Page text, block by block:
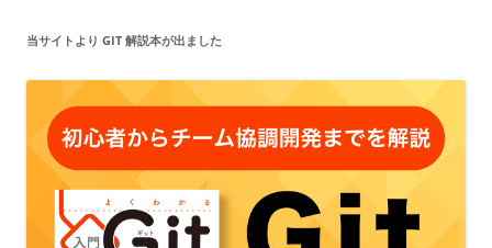
当サイトより GIT 解説本が出ました